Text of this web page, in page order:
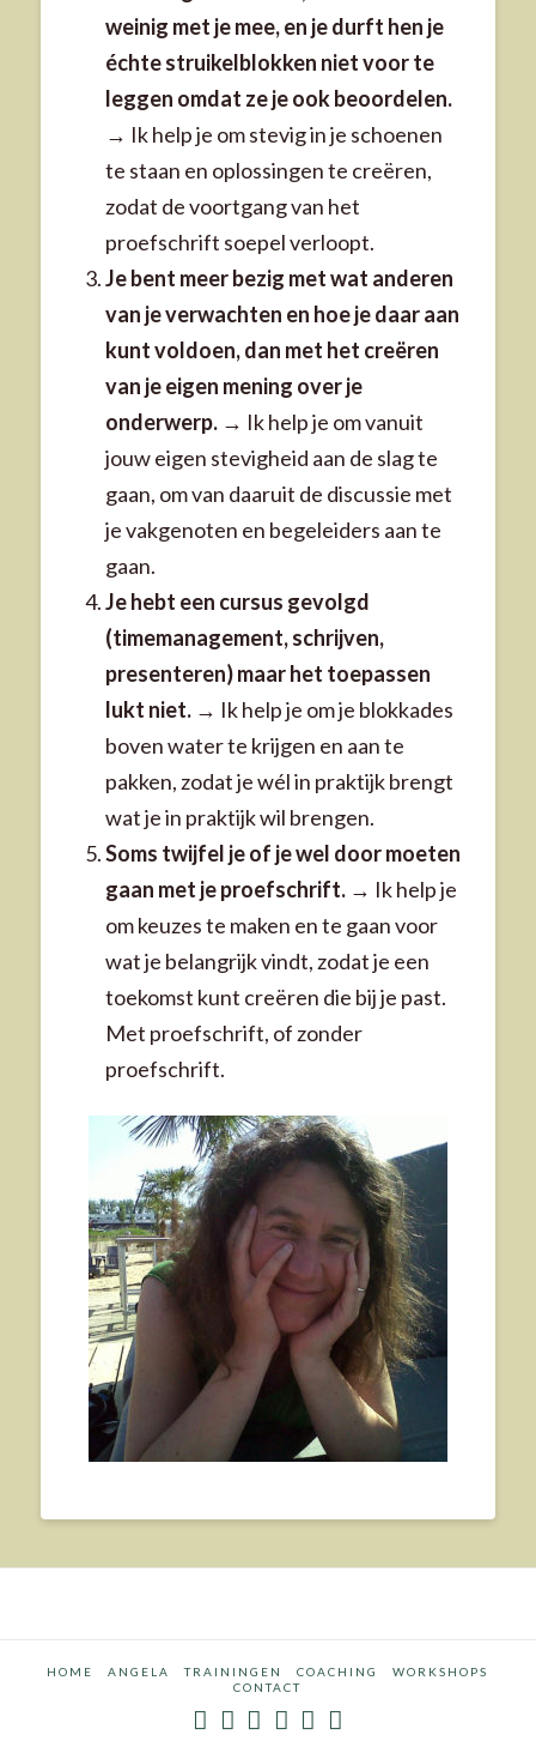
weinig met je mee, en je durft hen je
échte struikelblokken niet voor te
leggen omdat ze je ook beoordelen.
→ Ik help je om stevig in je schoenen
te staan en oplossingen te creëren,
zodat de voortgang van het
proefschrift soepel verloopt.
Je bent meer bezig met wat anderen
van je verwachten en hoe je daar aan
kunt voldoen, dan met het creëren
van je eigen mening over je
onderwerp. → Ik help je om vanuit
jouw eigen stevigheid aan de slag te
gaan, om van daaruit de discussie met
je vakgenoten en begeleiders aan te
gaan.
Je hebt een cursus gevolgd
(timemanagement, schrijven,
presenteren) maar het toepassen
lukt niet. → Ik help je om je blokkades
boven water te krijgen en aan te
pakken, zodat je wél in praktijk brengt
wat je in praktijk wil brengen.
Soms twijfel je of je wel door moeten
gaan met je proefschrift. → Ik help je
om keuzes te maken en te gaan voor
wat je belangrijk vindt, zodat je een
toekomst kunt creëren die bij je past.
Met proefschrift, of zonder
proefschrift.
HOME ANGELA TRAININGEN COACHING
WORKSHOPS
CONTACT